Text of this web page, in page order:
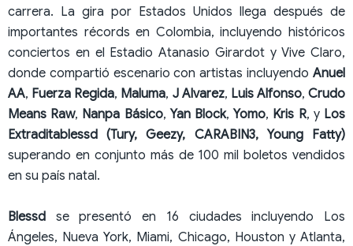
carrera. La gira por Estados Unidos llega después de
importantes récords en Colombia, incluyendo históricos
conciertos en el Estadio Atanasio Girardot y Vive Claro,
donde compartió escenario con artistas incluyendo Anuel
AA, Fuerza Regida, Maluma, J Alvarez, Luis Alfonso, Crudo
Means Raw, Nanpa Básico, Yan Block,Yomo, Kris R, y Los
Extraditablessd (Tury, Geezy, CARABIN3, Young Fatty)
superando en conjunto más de 100 mil boletos vendidos
en su país natal.
Blessd se presentó en 16 ciudades incluyendo Los
Ángeles, Nueva York, Miami, Chicago, Houston y Atlanta,